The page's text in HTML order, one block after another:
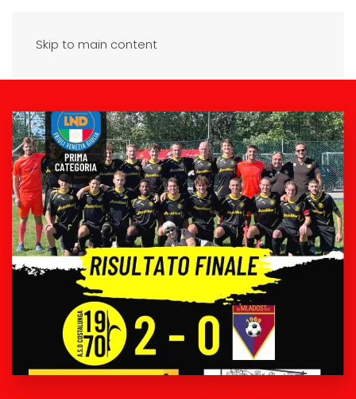
Skip to main content